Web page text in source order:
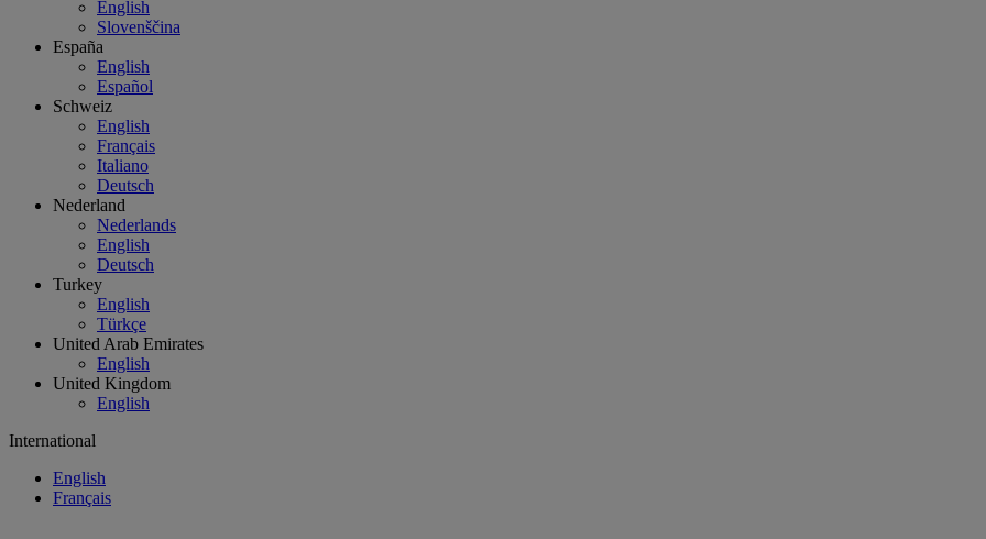
English
Slovenščina
España
English
Español
Schweiz
English
Français
Italiano
Deutsch
Nederland
Nederlands
English
Deutsch
Turkey
English
Türkçe
United Arab Emirates
English
United Kingdom
English
International
English
Français